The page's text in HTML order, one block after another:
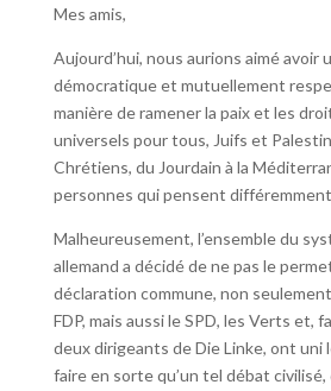
Mes amis,
Aujourd’hui, nous aurions aimé avoir
démocratique et mutuellement
manière de ramener la paix et les
universels pour tous, Juifs et
Chrétiens, du Jourdain à la
personnes qui pensent
Malheureusement, l’ensemble du
allemand a décidé de ne pas le
déclaration commune, non
FDP, mais aussi le SPD, les Verts et,
deux dirigeants de Die Linke, ont uni
faire en sorte qu’un tel débat civilisé,